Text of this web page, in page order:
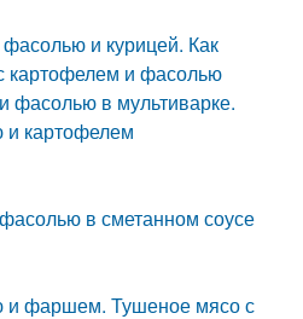
и курицей. Как
картофелем и фасолью
фасолью в мультиварке.
и картофелем
в сметанном соусе
и фаршем. Тушеное мясо с